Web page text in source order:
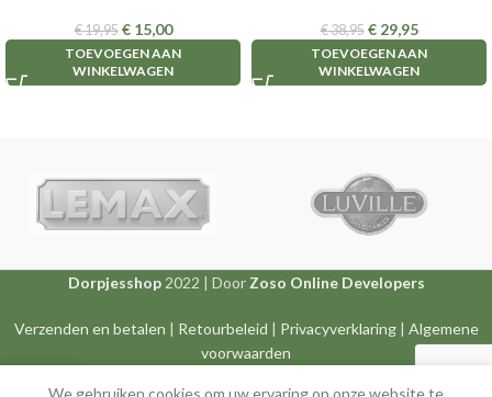
€19,95 €15,00
TOEVOEGEN AAN
WINKELWAGEN
€38,95 €29,95
TOEVOEGEN AAN
WINKELWAGEN
Dorpjesshop 2022 | Door Zoso Online Developers
Verzenden en betalen | Retourbeleid | Privacyverklaring| Algemene
voorwaarden
We gebruiken cookies om uw ervaring op onze website te